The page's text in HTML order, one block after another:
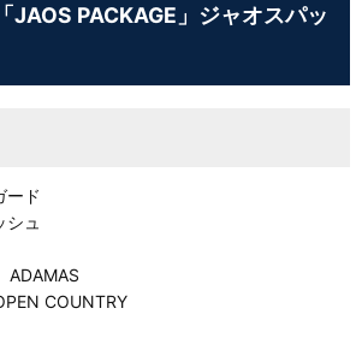
JAOS PACKAGE」ジャオスパッ
ード
ュ
COUNTRY